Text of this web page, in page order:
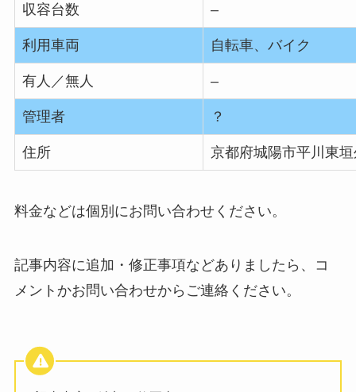
収容台数 –
利用車両 自転車、バイク
有人／無人 –
管理者 ？
住所 京都府城陽市平川東
料金などは個別にお問い合わせください。
記事内容に追加・修正事項などありましたら、コ
メントかお問い合わせからご連絡ください。